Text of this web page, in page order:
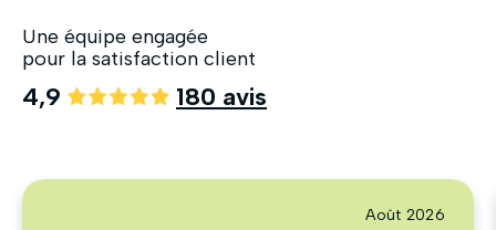
Une équipe engagée
pour la satisfaction client
4,9 180 avis
Août 2026